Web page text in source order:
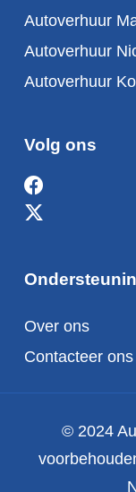
Autoverhuur
Autoverhuur
Autoverhuur
Volg ons
Over ons
Contacteer ons
© 2024